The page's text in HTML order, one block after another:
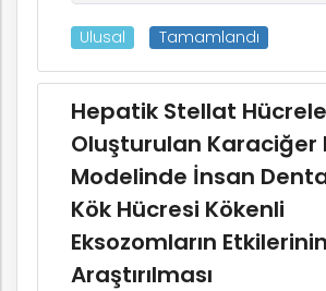
Ulusal Tamamlandı
Hepatik Stellat
Oluşturulan Karaciğer
Modelinde İnsan
Kök Hücresi Kökenli
Eksozomların Etkilerinin
Araştırılması